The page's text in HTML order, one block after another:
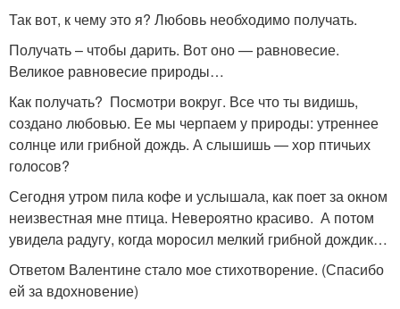
Так вот, к чему это я? Любовь необходимо получать.
Получать – чтобы дарить. Вот оно — равновесие.
Великое равновесие природы…
Как получать? Посмотри вокруг. Все что ты видишь,
создано любовью. Ее мы черпаем у природы: утреннее
солнце или грибной дождь. А слышишь — хор птичьих
голосов?
Сегодня утром пила кофе и услышала, как поет за окном
неизвестная мне птица. Невероятно красиво. А потом
увидела радугу, когда моросил мелкий грибной дождик…
Ответом Валентине стало мое стихотворение. (Спасибо
ей за вдохновение)